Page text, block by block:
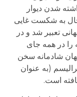
شدن دیوار
به شکست غایی
تعبیر شد و در
را در همه جای
شادمانه سخن
(به عنوان
است.